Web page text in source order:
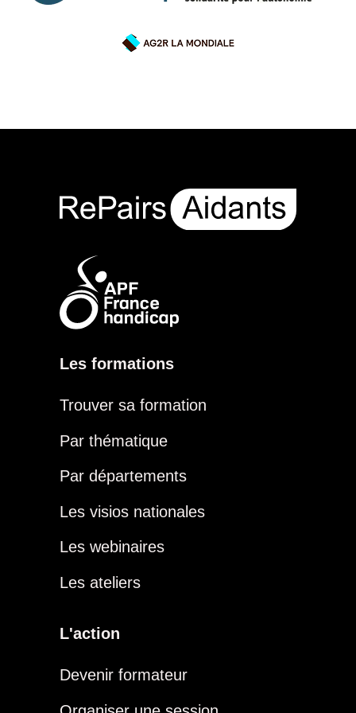
Les formations
Trouver sa formation
Par thématique
Par départements
Les visios nationales
Les webinaires
Les ateliers
L'action
Devenir formateur